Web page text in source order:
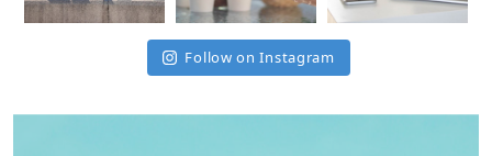
Follow on Instagram